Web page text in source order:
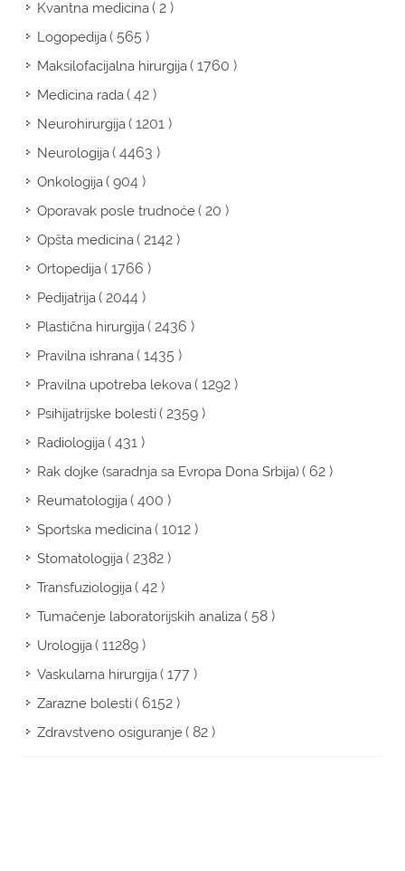
Kvantna medicina( 2 )
Logopedija( 565 )
Maksilofacijalna hirurgija( 1760 )
Medicina rada( 42 )
Neurohirurgija( 1201 )
Neurologija( 4463 )
Onkologija( 904 )
Oporavak posle trudnoće( 20 )
Opšta medicina( 2142 )
Ortopedija( 1766 )
Pedijatrija( 2044 )
Plastična hirurgija( 2436 )
Pravilna ishrana( 1435 )
Pravilna upotreba lekova( 1292 )
Psihijatrijske bolesti( 2359 )
Radiologija( 431 )
Rak dojke (saradnja sa Evropa Dona Srbija)( 62 )
Reumatologija( 400 )
Sportska medicina( 1012 )
Stomatologija( 2382 )
Transfuziologija( 42 )
Tumačenje laboratorijskih analiza( 58 )
Urologija( 11289 )
Vaskularna hirurgija( 177 )
Zarazne bolesti( 6152 )
Zdravstveno osiguranje( 82 )